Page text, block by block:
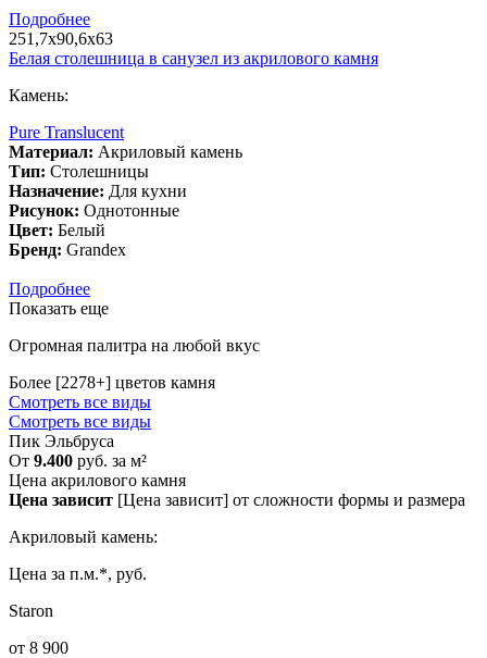
Подробнее
251,7х90,6х63
Белая столешница в санузел из акрилового камня
Камень:
Pure Translucent
Материал: Акриловый камень
Тип: Столешницы
Назначение: Для кухни
Рисунок: Однотонные
Цвет: Белый
Бренд: Grandex
Подробнее
Показать еще
Огромная палитра на любой вкус
Более [2278+] цветов камня
Смотреть все виды
Смотреть все виды
Пик Эльбруса
От 9.400 руб. за м²
Цена акрилового камня
Цена зависит [Цена зависит] от сложности формы и размера
Акриловый камень:
Цена за п.м.*, руб.
Staron
от 8 900